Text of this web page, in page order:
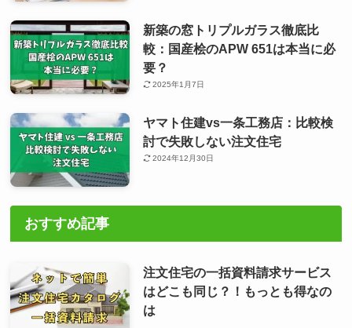
新築の窓トリプルガラス徹底比
較：国産桧のAPW 651は本当に必
要？
2025年1月7日
ヤマト住建vs一条工務店：比較検
討で失敗しない注文住宅
2024年12月30日
おすすめ記事
注文住宅の一括資料請求サービス
はどこも同じ？！もっとも得なの
は